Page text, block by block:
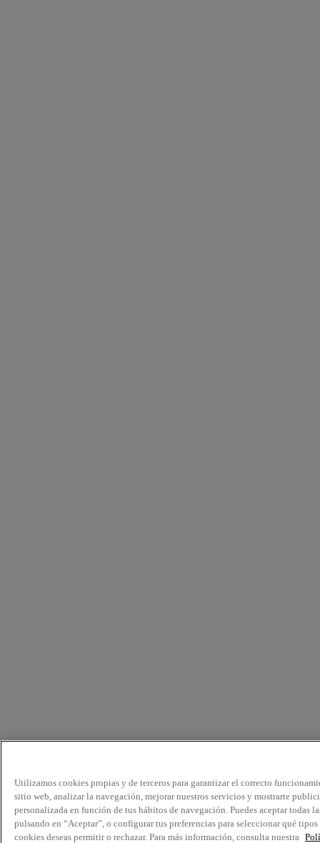
Utilizamos cookies propias y de terceros para garantizar el correcto
sitio web, analizar la navegación, mejorar nuestros servicios y mostrarte
personalizada en función de tus hábitos de navegación. Puedes aceptar todas
pulsando en “Aceptar”, o configurar tus preferencias para seleccionar qué tipos
cookies deseas permitir o rechazar. Para más información, consulta nuestra